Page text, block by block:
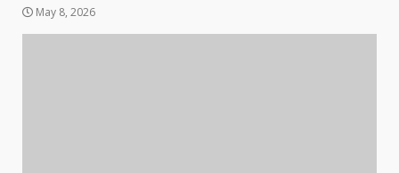
May 8, 2026